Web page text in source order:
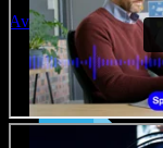
Ava Studio